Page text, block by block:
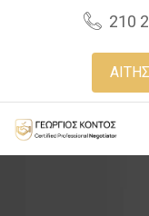
210